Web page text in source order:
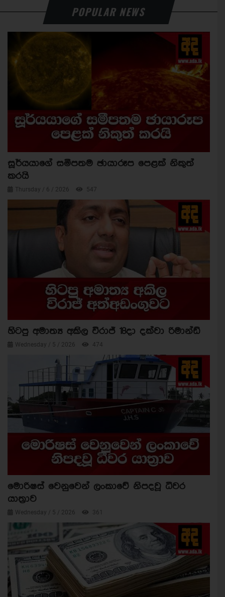
POPULAR NEWS
සූර්යයාගේ සමීපතම ඡායාරූප පෙළක් නිකුත්
කරයි
Thursday / 6 / 2026 547
හිටපු අමාත්‍ය අකිල විරාජ් 18දා දක්වා රිමාන්ඩ්
Wednesday / 5 / 2026 474
මොරිෂස් වෙනුවෙන් ලංකාවේ නිපදවූ ධීවර
යාත්‍රාව
Wednesday / 5 / 2026 361